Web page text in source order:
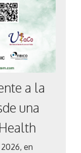
a la
una
en